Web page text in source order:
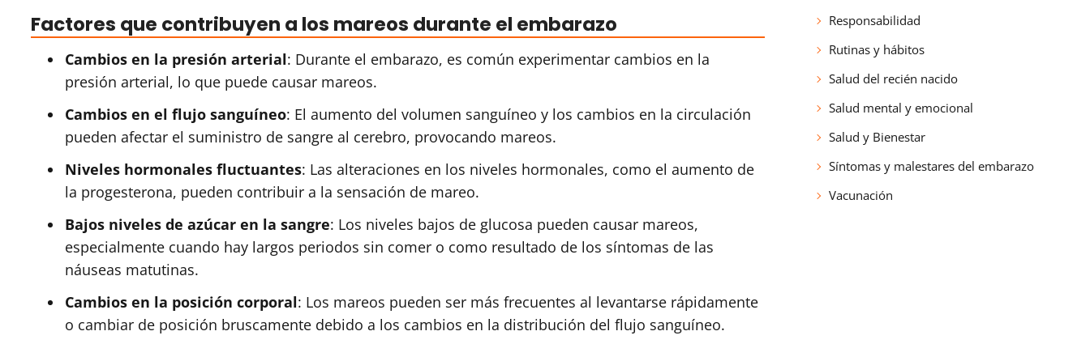
Factores que contribuyen a los mareos durante el embarazo
Cambios en la presión arterial: Durante el embarazo, es común experimentar cambios en la
presión arterial, lo que puede causar mareos.
Cambios en el flujo sanguíneo: El aumento del volumen sanguíneo y los cambios en la circulación
pueden afectar el suministro de sangre al cerebro, provocando mareos.
Niveles hormonales fluctuantes: Las alteraciones en los niveles hormonales, como el aumento de
la progesterona, pueden contribuir a la sensación de mareo.
Bajos niveles de azúcar en la sangre: Los niveles bajos de glucosa pueden causar mareos,
especialmente cuando hay largos periodos sin comer o como resultado de los síntomas de las
náuseas matutinas.
Cambios en la posición corporal: Los mareos pueden ser más frecuentes al levantarse rápidamente
o cambiar de posición bruscamente debido a los cambios en la distribución del flujo sanguíneo.
Responsabilidad
Rutinas y hábitos
Salud del recién nacido
Salud mental y emocional
Salud y Bienestar
Síntomas y malestares del embarazo
Vacunación